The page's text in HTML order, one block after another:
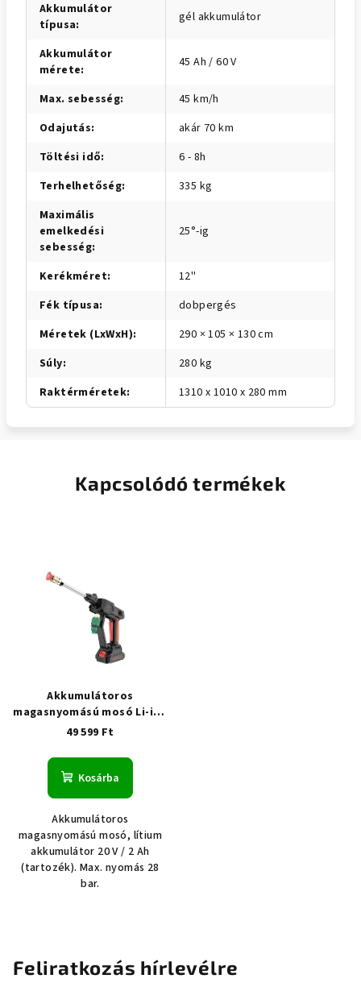
Akkumulátor
típusa: gél akkumulátor
Akkumulátor
mérete: 45 Ah / 60 V
Max. sebesség:
45 km/h
Odajutás:
akár 70 km
Töltési idő:
6 - 8h
Terhelhetőség:
335 kg
Maximális
emelkedési
sebesség:
25°-ig
Kerékméret:
12''
Fék típusa:
dobpergés
Méretek (LxWxH):
290 × 105 × 130 cm
Súly:
280 kg
Raktérméretek: 1310 x 1010 x 280 mm
Kapcsolódó termékek
Akkumulátoros
magasnyomású mosó Li-ion
2Ah 28 bar(akkumulátorral
49 599 Ft
Kosárba
Akkumulátoros
magasnyomású mosó, lítium
akkumulátor 20 V / 2 Ah
(tartozék). Max. nyomás 28
bar.
Feliratkozás hírlevélre